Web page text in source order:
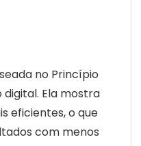
no Princípio
digital. Ela mostra
eficientes, o que
com menos